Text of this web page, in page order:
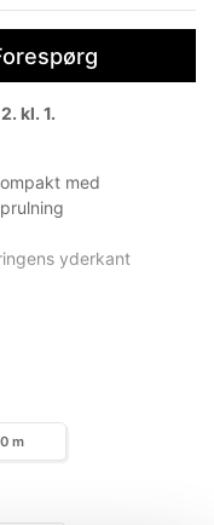
kl. 1.
med
yderkant
m